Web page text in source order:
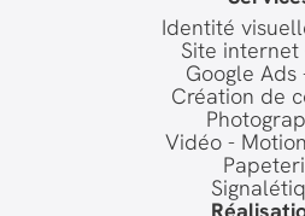
Identité
Site internet
Google Ads
Création de
Vidéo -